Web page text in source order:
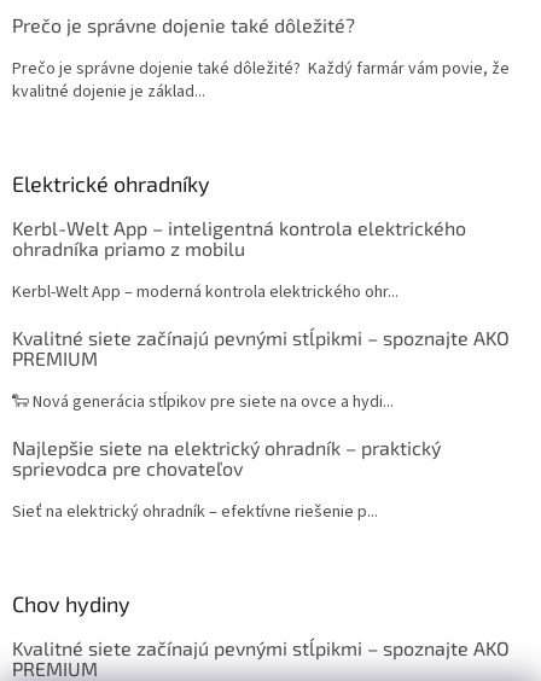
Prečo je správne dojenie také dôležité?
Prečo je správne dojenie také dôležité? Každý farmár vám povie, že
kvalitné dojenie je základ...
Elektrické ohradníky
Kerbl-Welt App – inteligentná kontrola elektrického
ohradníka priamo z mobilu
Kerbl-Welt App – moderná kontrola elektrického ohr...
Kvalitné siete začínajú pevnými stĺpikmi – spoznajte AKO
PREMIUM
🐑 Nová generácia stĺpikov pre siete na ovce a hydi...
Najlepšie siete na elektrický ohradník – praktický
sprievodca pre chovateľov
Sieť na elektrický ohradník – efektívne riešenie p...
Chov hydiny
Kvalitné siete začínajú pevnými stĺpikmi – spoznajte AKO
PREMIUM